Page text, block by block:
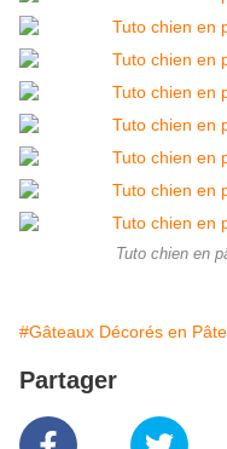
Tuto chien en
#Gâteaux Décorés en
Partager